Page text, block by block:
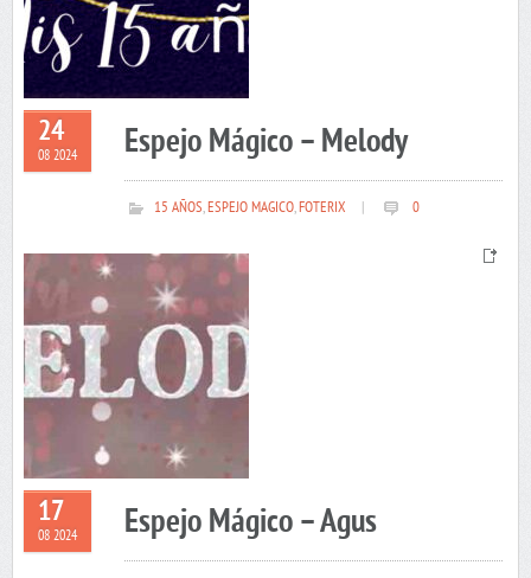
24
08 2024 Espejo Mágico – Melody
15 AÑOS,ESPEJO MAGICO,FOTERIX 0
17
08 2024 Espejo Mágico – Agus